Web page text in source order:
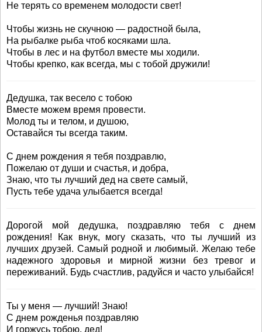
Не терять со временем молодости свет!
Чтобы жизнь не скучною — радостной была,
На рыбалке рыба чтоб косяками шла.
Чтобы в лес и на футбол вместе мы ходили.
Чтобы крепко, как всегда, мы с тобой дружили!
Дедушка, так весело с тобою
Вместе можем время провести.
Молод ты и телом, и душою,
Оставайся ты всегда таким.
С днем рождения я тебя поздравлю,
Пожелаю от души и счастья, и добра,
Знаю, что ты лучший дед на свете самый,
Пусть тебе удача улыбается всегда!
Дорогой мой дедушка, поздравляю тебя с днем
рождения! Как внук, могу сказать, что ты лучший из
лучших друзей. Самый родной и любимый. Желаю тебе
надежного здоровья и мирной жизни без тревог и
переживаний. Будь счастлив, радуйся и часто улыбайся!
Ты у меня — лучший! Знаю!
С днем рожденья поздравляю
И горжусь тобою, дед!